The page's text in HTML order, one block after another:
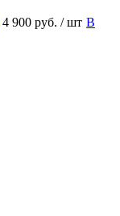
4 900 руб. / шт В